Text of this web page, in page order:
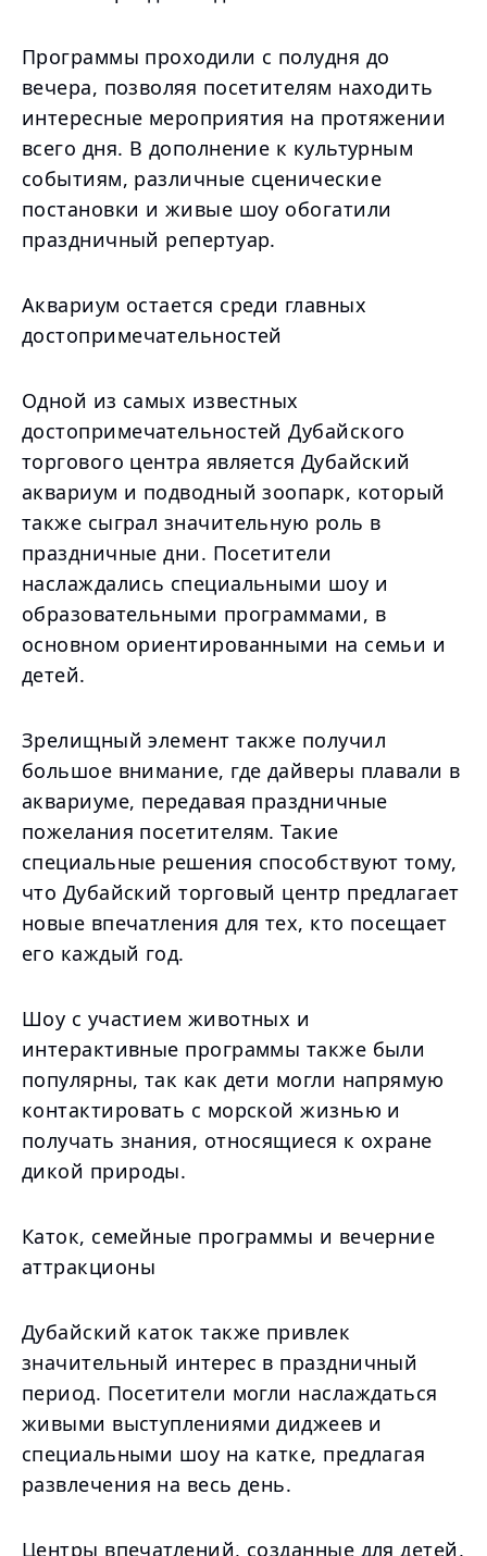
Программы проходили с полудня до
вечера, позволяя посетителям находить
интересные мероприятия на протяжении
всего дня. В дополнение к культурным
событиям, различные сценические
постановки и живые шоу обогатили
праздничный репертуар.
Аквариум остается среди главных
достопримечательностей
Одной из самых известных
достопримечательностей Дубайского
торгового центра является Дубайский
аквариум и подводный зоопарк, который
также сыграл значительную роль в
праздничные дни. Посетители
наслаждались специальными шоу и
образовательными программами, в
основном ориентированными на семьи и
детей.
Зрелищный элемент также получил
большое внимание, где дайверы плавали в
аквариуме, передавая праздничные
пожелания посетителям. Такие
специальные решения способствуют тому,
что Дубайский торговый центр предлагает
новые впечатления для тех, кто посещает
его каждый год.
Шоу с участием животных и
интерактивные программы также были
популярны, так как дети могли напрямую
контактировать с морской жизнью и
получать знания, относящиеся к охране
дикой природы.
Каток, семейные программы и вечерние
аттракционы
Дубайский каток также привлек
значительный интерес в праздничный
период. Посетители могли наслаждаться
живыми выступлениями диджеев и
специальными шоу на катке, предлагая
развлечения на весь день.
Центры впечатлений, созданные для детей,